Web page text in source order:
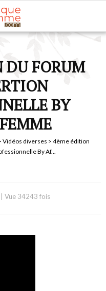
DU FORUM
BY
Vidéos diverses > 4ème édition
By Af...
Vue 34243 fois